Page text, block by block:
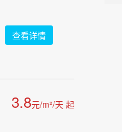
查看详情
3.8元/m²/天 起